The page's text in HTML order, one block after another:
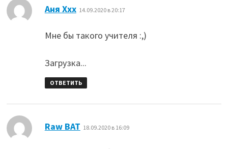
Аня Ххх: 14.09.2020 в 20:17
Мне бы такого учителя :,)
Загрузка...
ОТВЕТИТЬ
Raw BAT 18.09.2020 в 16:09